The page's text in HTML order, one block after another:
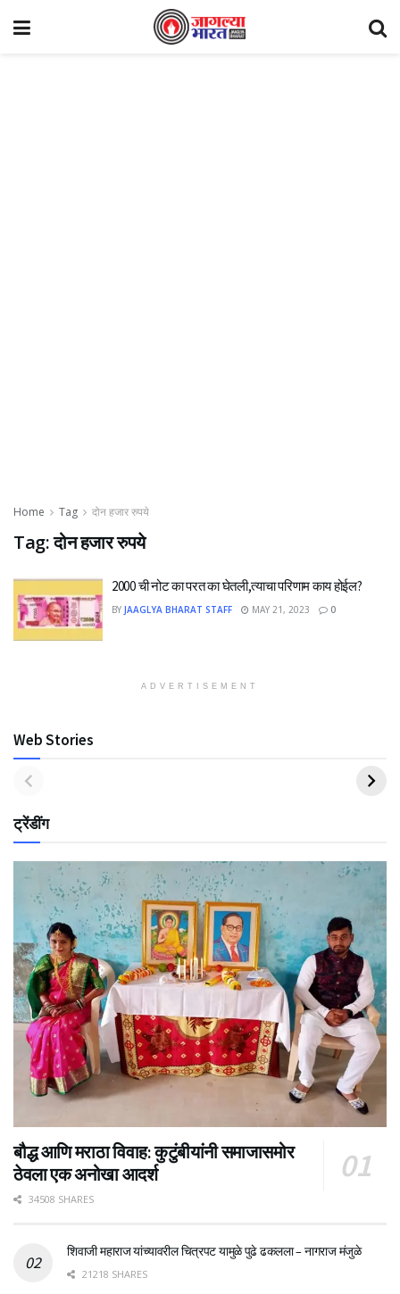
Home Tag दोन हजार रुपये
Tag:दोन हजार रुपये
2000 ची नोट का परत का घेतली,त्याचा परिणाम काय होईल?
BY JAAGLYA BHARAT STAFF MAY 21, 2023 0
ADVERTISEMENT
Web Stories
ट्रेंडींग
बौद्ध आणि मराठा विवाह: कुटुंबीयांनी समाजासमोर
ठेवला एक अनोखा आदर्श
34508 SHARES
शिवाजी महाराज यांच्यावरील चित्रपट यामुळे पुढे ढकलला – नागराज मंजुळे
21218 SHARES